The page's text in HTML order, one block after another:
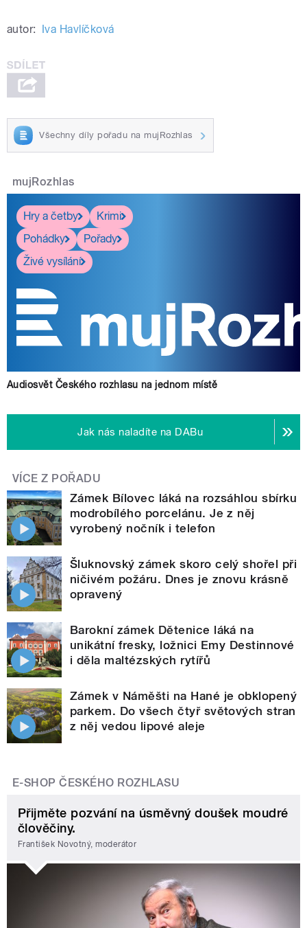
autor: Iva Havlíčková
Všechny díly pořadu na mujRozhlas
mujRozhlas
Hry a četby
Krimi
Pohádky
Pořady
Živé vysílání
Audiosvět Českého rozhlasu na jednom místě
Jak nás naladíte na DABu
VÍCE Z POŘADU
Zámek Bílovec láká na rozsáhlou sbírku
modrobílého porcelánu. Je z něj
vyrobený nočník i telefon
Šluknovský zámek skoro celý shořel při
ničivém požáru. Dnes je znovu krásně
opravený
Barokní zámek Dětenice láká na
unikátní fresky, ložnici Emy Destinnové
i děla maltézských rytířů
Zámek v Náměšti na Hané je obklopený
parkem. Do všech čtyř světových stran
z něj vedou lipové aleje
E-SHOP ČESKÉHO ROZHLASU
Přijměte pozvání na úsměvný doušek moudré
člověčiny.
František Novotný, moderátor